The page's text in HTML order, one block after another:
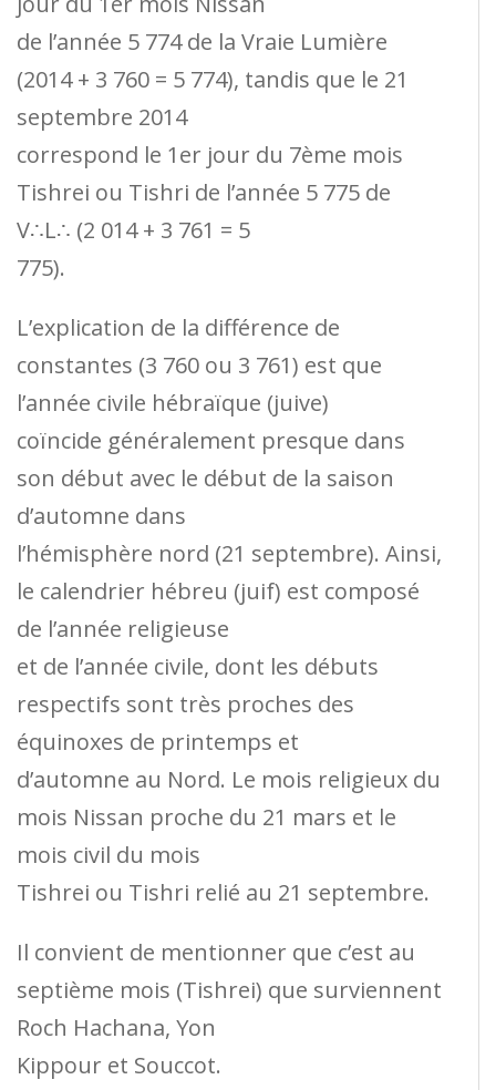
de l’année 5 774 de la Vraie Lumière
(2014 + 3 760 = 5 774), tandis que le 21
septembre 2014
correspond le 1er jour du 7ème mois
Tishrei ou Tishri de l’année 5 775 de
V∴L∴ (2 014 + 3 761 = 5
775).
L’explication de la différence de
constantes (3 760 ou 3 761) est que
l’année civile hébraïque (juive)
coïncide généralement presque dans
son début avec le début de la saison
d’automne dans
l’hémisphère nord (21 septembre). Ainsi,
le calendrier hébreu (juif) est composé
de l’année religieuse
et de l’année civile, dont les débuts
respectifs sont très proches des
équinoxes de printemps et
d’automne au Nord. Le mois religieux du
mois Nissan proche du 21 mars et le
mois civil du mois
Tishrei ou Tishri relié au 21 septembre.
Il convient de mentionner que c’est au
septième mois (Tishrei) que surviennent
Roch Hachana, Yon
Kippour et Souccot.